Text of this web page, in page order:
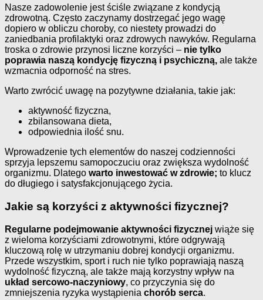
Nasze zadowolenie jest ściśle związane z kondycją
zdrowotną. Często zaczynamy dostrzegać jego wagę
dopiero w obliczu choroby, co niestety prowadzi do
zaniedbania profilaktyki oraz zdrowych nawyków. Regularna
troska o zdrowie przynosi liczne korzyści – nie tylko
poprawia naszą kondycję fizyczną i psychiczną, ale także
wzmacnia odporność na stres.
Warto zwrócić uwagę na pozytywne działania, takie jak:
aktywność fizyczna,
zbilansowana dieta,
odpowiednia ilość snu.
Wprowadzenie tych elementów do naszej codzienności
sprzyja lepszemu samopoczuciu oraz zwiększa wydolność
organizmu. Dlatego warto inwestować w zdrowie; to klucz
do długiego i satysfakcjonującego życia.
Jakie są korzyści z aktywności fizycznej?
Regularne podejmowanie aktywności fizycznej wiąże się
z wieloma korzyściami zdrowotnymi, które odgrywają
kluczową rolę w utrzymaniu dobrej kondycji organizmu.
Przede wszystkim, sport i ruch nie tylko poprawiają naszą
wydolność fizyczną, ale także mają korzystny wpływ na
układ sercowo-naczyniowy, co przyczynia się do
zmniejszenia ryzyka wystąpienia chorób serca.